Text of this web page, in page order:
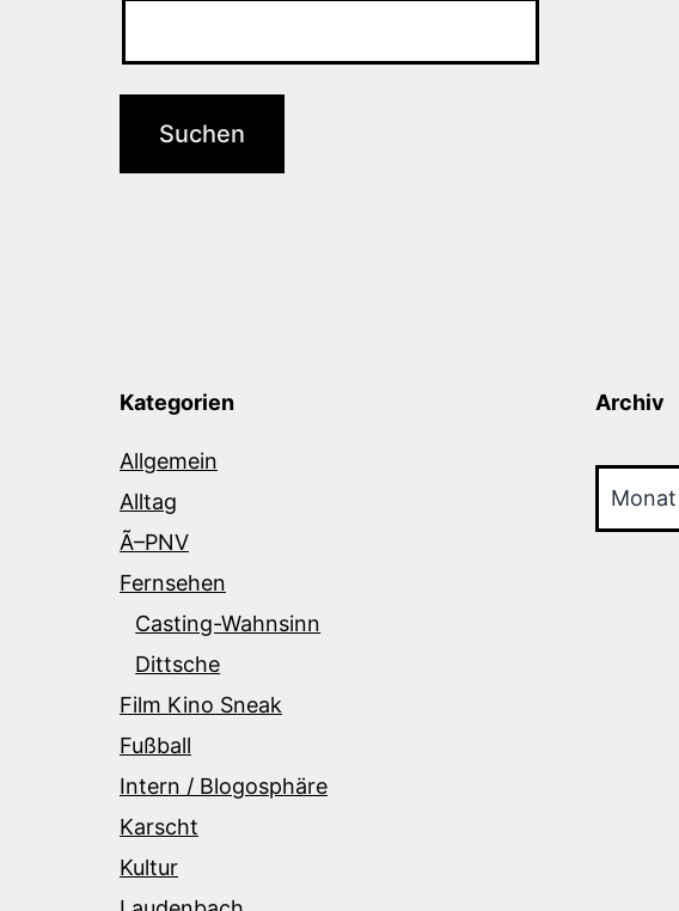
Kategorien
Allgemein
Alltag
Ã–PNV
Fernsehen
Casting-Wahnsinn
Dittsche
Film Kino Sneak
Fußball
Intern / Blogosphäre
Karscht
Kultur
Archiv